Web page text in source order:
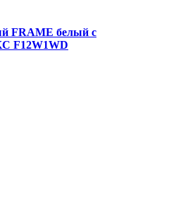
FRAME белый с
F12W1WD